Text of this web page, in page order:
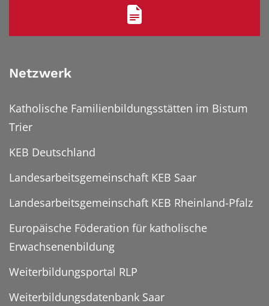
Netzwerk
Katholische Familienbildungsstätten im Bistum
Trier
KEB Deutschland
Landesarbeitsgemeinschaft KEB Saar
Landesarbeitsgemeinschaft KEB Rheinland-Pfalz
Europäische Föderation für katholische
Erwachsenenbildung
Weiterbildungsportal RLP
Weiterbildungsdatenbank Saar